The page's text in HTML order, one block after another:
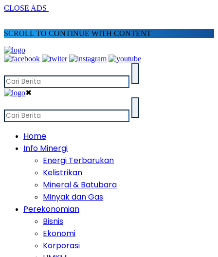
CLOSE ADS
SCROLL TO CONTINUE WITH CONTENT
✖
Home
Info Minergi
Energi Terbarukan
Kelistrikan
Mineral & Batubara
Minyak dan Gas
Perekonomian
Bisnis
Ekonomi
Korporasi